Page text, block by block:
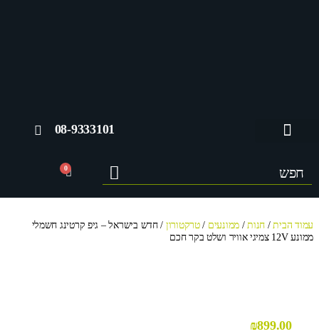
08-9333101
0
עמוד הבית/ חנות/ ממונעים /טרקטורון / חדש בישראל – גיפ קרטינג חשמלי
ממונע 12V צמיגי אוויר ושלט בקר חכם
₪899.00